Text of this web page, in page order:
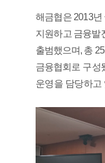
해금협은 2013년
지원하고 금융발
출범했으며, 총 25
금융협회 로 구성
운영을 담당하고